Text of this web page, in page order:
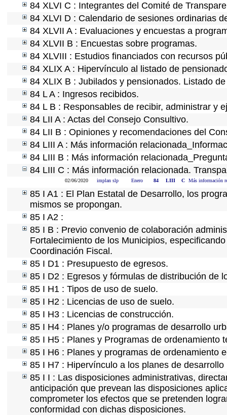
84 XLVI C : Integrantes del Comité de
84 XLVI D : Calendario de sesiones ordinarias
84 XLVII A : Evaluaciones y encuestas a
84 XLVII B : Encuestas sobre programas.
84 XLVIII : Estudios financiados con recursos
84 XLIX A : Hipervínculo al listado de
84 XLIX B : Jubilados y pensionados. Listado
84 L A : Ingresos recibidos.
84 L B : Responsables de recibir, administrar y
84 LII A : Actas del Consejo Consultivo.
84 LII B : Opiniones y recomendaciones del
84 LIII A : Más información
84 LIII B : Más información
84 LIII C : Más información relacionada.
02/06/2020 implan slp Enero 84 LIII C Más información
85 I A1 : El Plan Estatal de Desarrollo, los
mismos se propongan.
85 I A2 :
85 I B : Previo convenio de colaboración
Fortalecimiento de los Municipios,
Coordinación Fiscal.
85 I D1 : Presupuesto de egresos.
85 I D2 : Egresos y fórmulas de distribución de
85 I H1 : Tipos de uso de suelo.
85 I H2 : Licencias de uso de suelo.
85 I H3 : Licencias de construcción.
85 I H4 : Planes y/o programas de desarrollo
85 I H5 : Planes y Programas de ordenamiento
85 I H6 : Planes y programas de ordenamiento
85 I H7 : Hipervínculo a los planes de desarrollo
85 I I : Las disposiciones administrativas,
anticipación que prevean las disposiciones
comprometer los efectos que se pretenden
conformidad con dichas disposiciones.